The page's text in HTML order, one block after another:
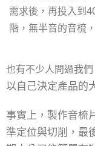
需求後，再投入到
階，無半音的音梳
也有不少人問過我們
以自己決定產品的
事實上，製作音梳
準定位與切削，最